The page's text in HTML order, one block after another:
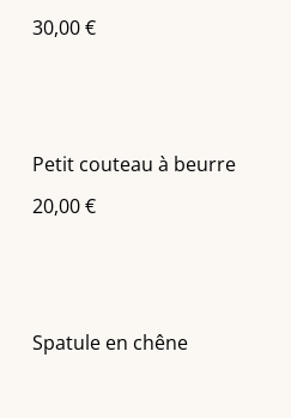
30,00 €
Petit couteau à beurre
20,00 €
Spatule en chêne